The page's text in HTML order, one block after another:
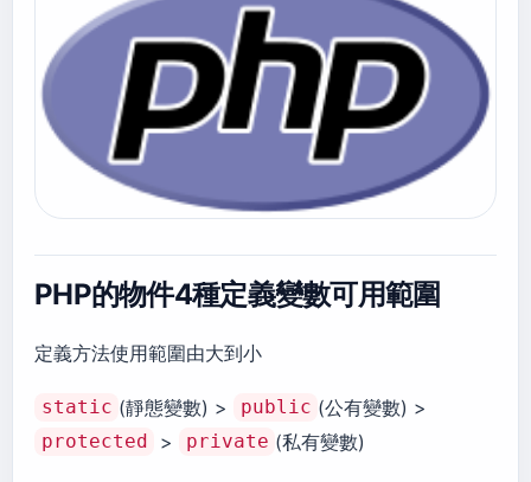
PHP的物件4種定義變數可用範圍
定義方法使用範圍由大到小
static (靜態變數) > public (公有變數) >
protected > private (私有變數)